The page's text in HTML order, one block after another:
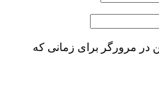
در مرورگر برای زمانی که